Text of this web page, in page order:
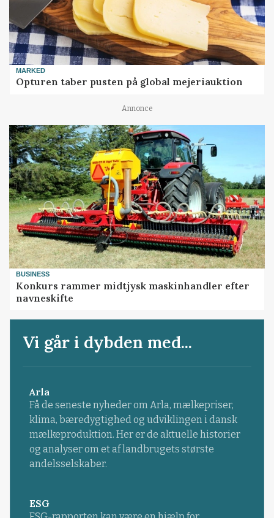
MARKED
Opturen taber pusten på global mejeriauktion
Annonce
BUSINESS
Konkurs rammer midtjysk maskinhandler efter
navneskifte
Vi går i dybden med...
Arla
Få de seneste nyheder om Arla, mælkepriser,
klima, bæredygtighed og udviklingen i dansk
mælkeproduktion. Her er de aktuelle historier
og analyser om et af landbrugets største
andelsselskaber.
ESG